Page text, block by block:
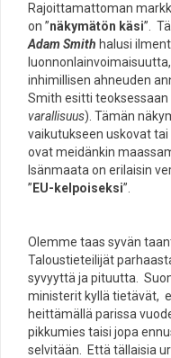
Rajoittamattoman
on ”näkymätön käsi”.
Adam Smith halusi
inhimillisen ahneuden
Smith esitti teoksessaan
varallisuus). Tämän
vaikutukseen uskovat
ovat meidänkin
Isänmaata on erilaisin
” EU-kelpoiseksi”.
Olemme taas syvän
Taloustieteilijät
syvyyttä ja pituutta.
ministerit kyllä tietävät,
heittämällä parissa
pikkumies taisi jopa
selvitään. Että tällaisia